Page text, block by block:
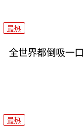
最热
全世界都倒吸一
最热